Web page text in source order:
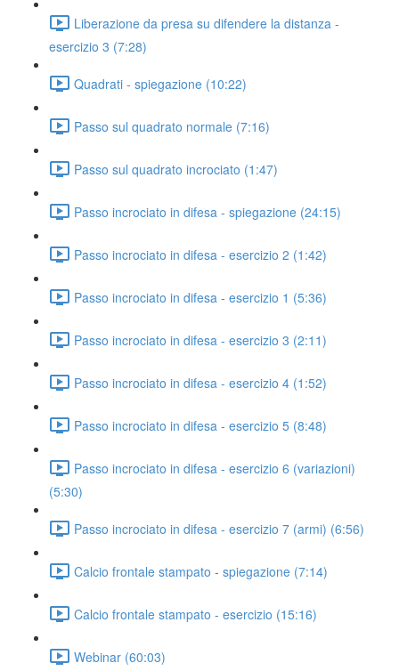
Liberazione da presa su difendere la distanza -
esercizio 3 (7:28)
Quadrati - spiegazione (10:22)
Passo sul quadrato normale (7:16)
Passo sul quadrato incrociato (1:47)
Passo incrociato in difesa - spiegazione (24:15)
Passo incrociato in difesa - esercizio 2 (1:42)
Passo incrociato in difesa - esercizio 1 (5:36)
Passo incrociato in difesa - esercizio 3 (2:11)
Passo incrociato in difesa - esercizio 4 (1:52)
Passo incrociato in difesa - esercizio 5 (8:48)
Passo incrociato in difesa - esercizio 6 (variazioni)
(5:30)
Passo incrociato in difesa - esercizio 7 (armi) (6:56)
Calcio frontale stampato - spiegazione (7:14)
Calcio frontale stampato - esercizio (15:16)
Webinar (60:03)